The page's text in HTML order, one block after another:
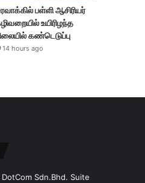
பள்ளி ஆசிரியர்
உயிரிழந்த
கண்டெடுப்பு
14 hours ago
Sdn.Bhd. Suite